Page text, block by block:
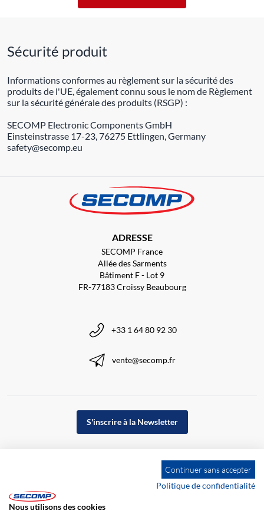
Sécurité produit
Informations conformes au règlement sur la sécurité des
produits de l'UE, également connu sous le nom de Règlement
sur la sécurité générale des produits (RSGP) :
SECOMP Electronic Components GmbH
Einsteinstrasse 17-23, 76275 Ettlingen, Germany
safety@secomp.eu
ADRESSE
SECOMP France
Allée des Sarments
Bâtiment F - Lot 9
FR-77183 Croissy Beaubourg
+33 1 64 80 92 30
vente@secomp.fr
S'inscrire à la Newsletter
Continuer sans accepter
Politique de confidentialité
Nous utilisons des cookies